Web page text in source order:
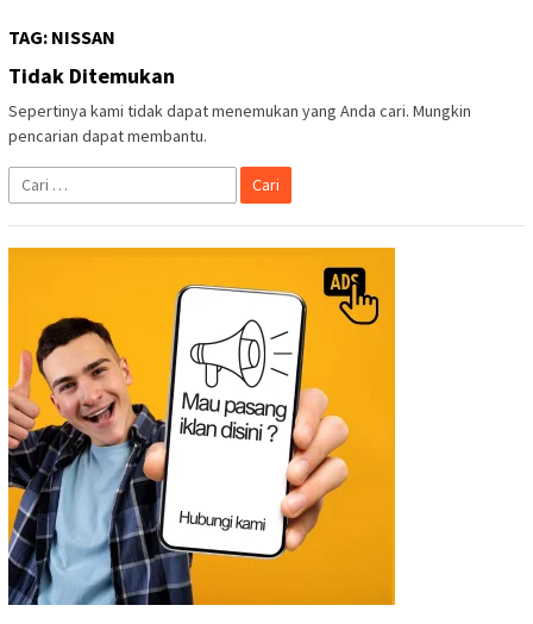
TAG: NISSAN
Tidak Ditemukan
Sepertinya kami tidak dapat menemukan yang Anda cari. Mungkin
pencarian dapat membantu.
Cari
untuk: